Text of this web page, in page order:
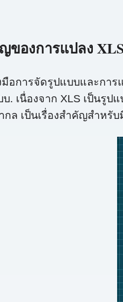
ของการแปลง
อการจัดรูปแบบและกา
บ. เนื่องจาก XLS เป็นรู
กล เป็นเรื่องสำคัญสำหรั